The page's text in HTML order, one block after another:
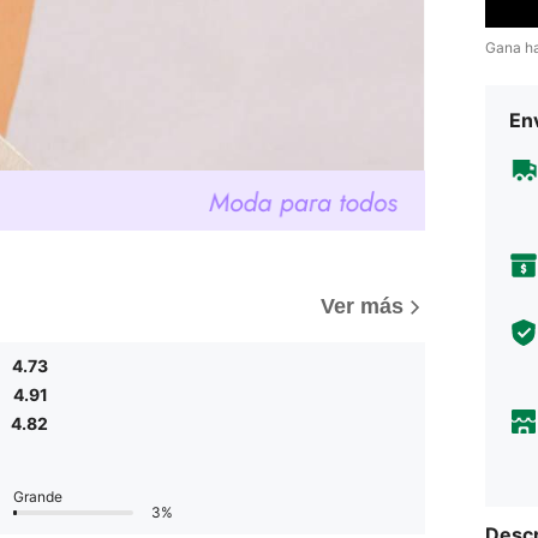
Ver más
4.73
4.91
4.82
Grande
3%
Gana